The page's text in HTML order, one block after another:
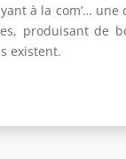
à la com’…
produisant de
existent.